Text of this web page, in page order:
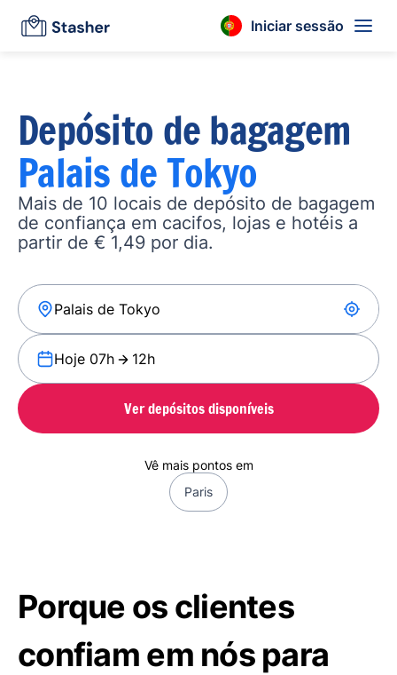
Iniciar sessão
Depósito de bagagem
Palais de Tokyo
Mais de 10 locais de depósito de bagagem
de confiança em cacifos, lojas e hotéis a
partir de € 1,49 por dia.
Hoje 07h 12h
Ver depósitos disponíveis
Vê mais pontos em
Paris
Porque os clientes
confiam em nós para